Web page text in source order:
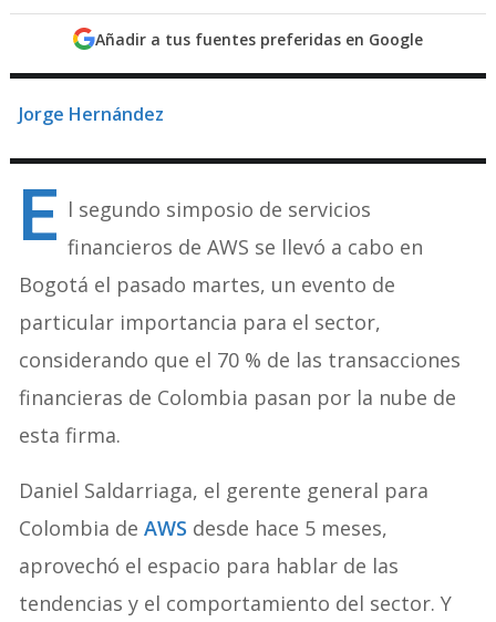
Añadir a tus fuentes preferidas en Google
Jorge Hernández
E l segundo simposio de servicios
financieros de AWS se llevó a cabo en
Bogotá el pasado martes, un evento de
particular importancia para el sector,
considerando que el 70 % de las transacciones
financieras de Colombia pasan por la nube de
esta firma.
Daniel Saldarriaga, el gerente general para
Colombia deAWS desde hace 5 meses,
aprovechó el espacio para hablar de las
tendencias y el comportamiento del sector. Y